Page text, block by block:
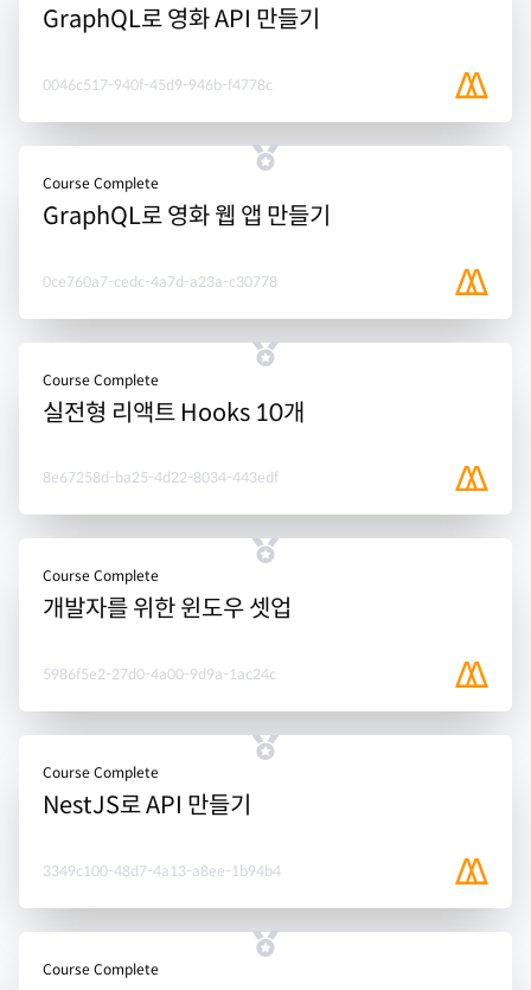
GraphQL로 영화 API 만들기
0046c517-940f-45d9-946b-f4778c
Course Complete
GraphQL로 영화 웹 앱 만들기
0ce760a7-cedc-4a7d-a23a-c30778
Course Complete
실전형 리액트 Hooks 10개
8e67258d-ba25-4d22-8034-443edf
Course Complete
개발자를 위한 윈도우 셋업
5986f5e2-27d0-4a00-9d9a-1ac24c
Course Complete
NestJS로 API 만들기
3349c100-48d7-4a13-a8ee-1b94b4
Course Complete